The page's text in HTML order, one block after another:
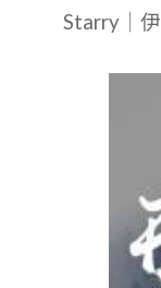
Starry｜